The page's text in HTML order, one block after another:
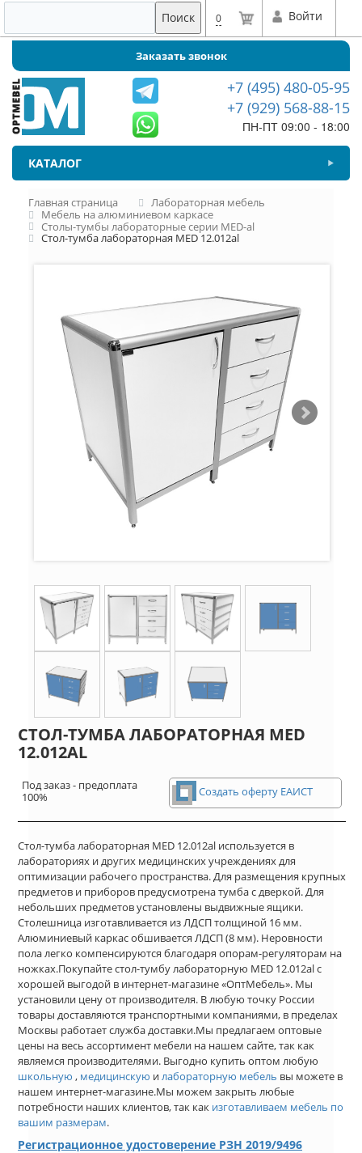
Поиск 0 Войти
Заказать звонок
+7 (495) 480-05-95
+7 (929) 568-88-15
ПН-ПТ 09:00 - 18:00
КАТАЛОГ
Главная страница
Лабораторная мебель
Мебель на алюминиевом каркасе
Столы-тумбы лабораторные серии MED-al
Стол-тумба лабораторная MED 12.012al
СТОЛ-ТУМБА ЛАБОРАТОРНАЯ MED
12.012AL
Под заказ - предоплата
100%
Создать оферту ЕАИСТ
Стол-тумба лабораторная MED 12.012al используется в
лабораториях и других медицинских учреждениях для
оптимизации рабочего пространства. Для размещения крупных
предметов и приборов предусмотрена тумба с дверкой. Для
небольших предметов установлены выдвижные ящики.
Столешница изготавливается из ЛДСП толщиной 16 мм.
Алюминиевый каркас обшивается ЛДСП (8 мм). Неровности
пола легко компенсируются благодаря опорам-регуляторам на
ножках.Покупайте стол-тумбу лабораторную MED 12.012al с
хорошей выгодой в интернет-магазине «ОптМебель». Мы
установили цену от производителя. В любую точку России
товары доставляются транспортными компаниями, в пределах
Москвы работает служба доставки.Мы предлагаем оптовые
цены на весь ассортимент мебели на нашем сайте, так как
являемся производителями. Выгодно купить оптом любую
школьную , медицинскую илабораторную мебель вы можете в
нашем интернет-магазине.Мы можем закрыть любые
потребности наших клиентов, так как изготавливаем мебель по
вашим размерам.
Регистрационное удостоверение РЗН 2019/9496